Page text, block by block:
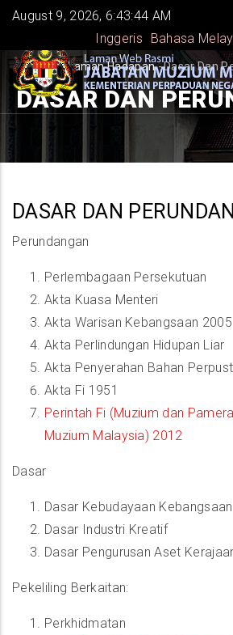
Skip
main
content
August 9, 2026, 6:43:44 AM
Inggeris
Bahasa
BREADCRUMB
Laman Hadapan -Dasar Dan
DASAR DAN
DASAR DAN
Perundangan
Perlembagaan Persekutuan
Akta Kuasa Menteri
Akta Warisan Kebangsaan 2005
Akta Perlindungan Hidupan Liar
Akta Penyerahan Bahan
Akta Fi 1951
Perintah Fi (Muzium dan
Muzium Malaysia) 2012
Dasar
Dasar Kebudayaan Kebangsaan
Dasar Industri Kreatif
Dasar Pengurusan Aset
Pekeliling Berkaitan:
Perkhidmatan